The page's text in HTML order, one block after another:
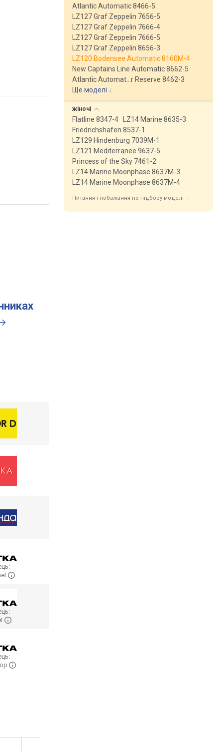
Atlantic Automatic 8466-5
LZ127 Graf Zeppelin 7656-5
LZ127 Graf Zeppelin 7666-4
LZ127 Graf Zeppelin 7666-5
LZ127 Graf Zeppelin 8656-3
LZ120 Bodensee Automatic 8160M-4
New Captains Line Automatic 8662-5
Atlantic Automat…r Reserve 8462-3
Ще моделі ↓
жіночі
Flatline 8347-4
LZ14 Marine 8635-3
Friedrichshafen 8537-1
LZ129 Hindenburg 7039M-1
LZ121 Mediterranee 9637-5
Princess of the Sky 7461-2
LZ14 Marine Moonphase 8637M-3
LZ14 Marine Moonphase 8637M-4
Питання і побажання по підбору моделі →